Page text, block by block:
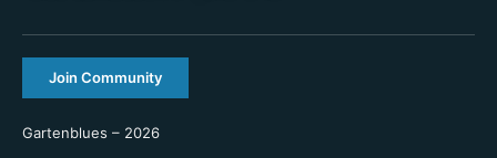
Join Community
Gartenblues – 2026